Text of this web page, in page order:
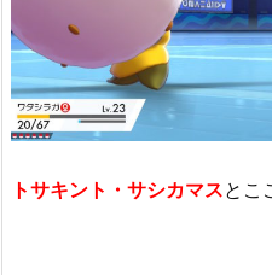
トサキント・サシカマスとこ